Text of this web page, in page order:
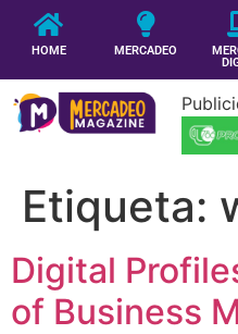
HOME MERCADEO
Etiqueta:
Digital
of Business